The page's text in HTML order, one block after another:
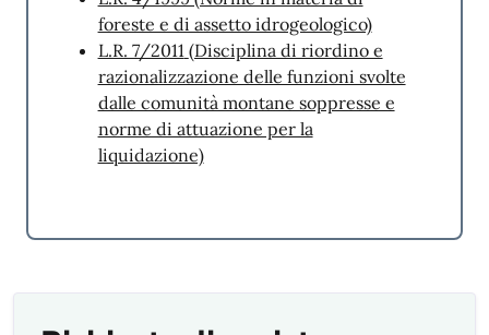
SegnalaCi
foreste e di assetto idrogeologico)
L.R. 7/2011 (Disciplina di riordino e
razionalizzazione delle funzioni svolte
dalle comunità montane soppresse e
norme di attuazione per la
liquidazione)